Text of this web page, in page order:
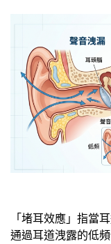
「堵耳效應」指當
通過耳道洩露的低